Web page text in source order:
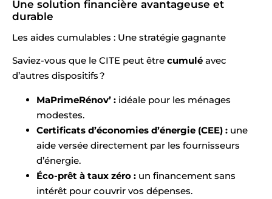
Une solution financière avantageuse et
durable
Les aides cumulables : Une stratégie gagnante
Saviez-vous que le CITE peut être cumulé avec
d’autres dispositifs ?
MaPrimeRénov’ : idéale pour les ménages
modestes.
Certificats d’économies d’énergie (CEE) : une
aide versée directement par les fournisseurs
d’énergie.
Éco-prêt à taux zéro : un financement sans
intérêt pour couvrir vos dépenses.